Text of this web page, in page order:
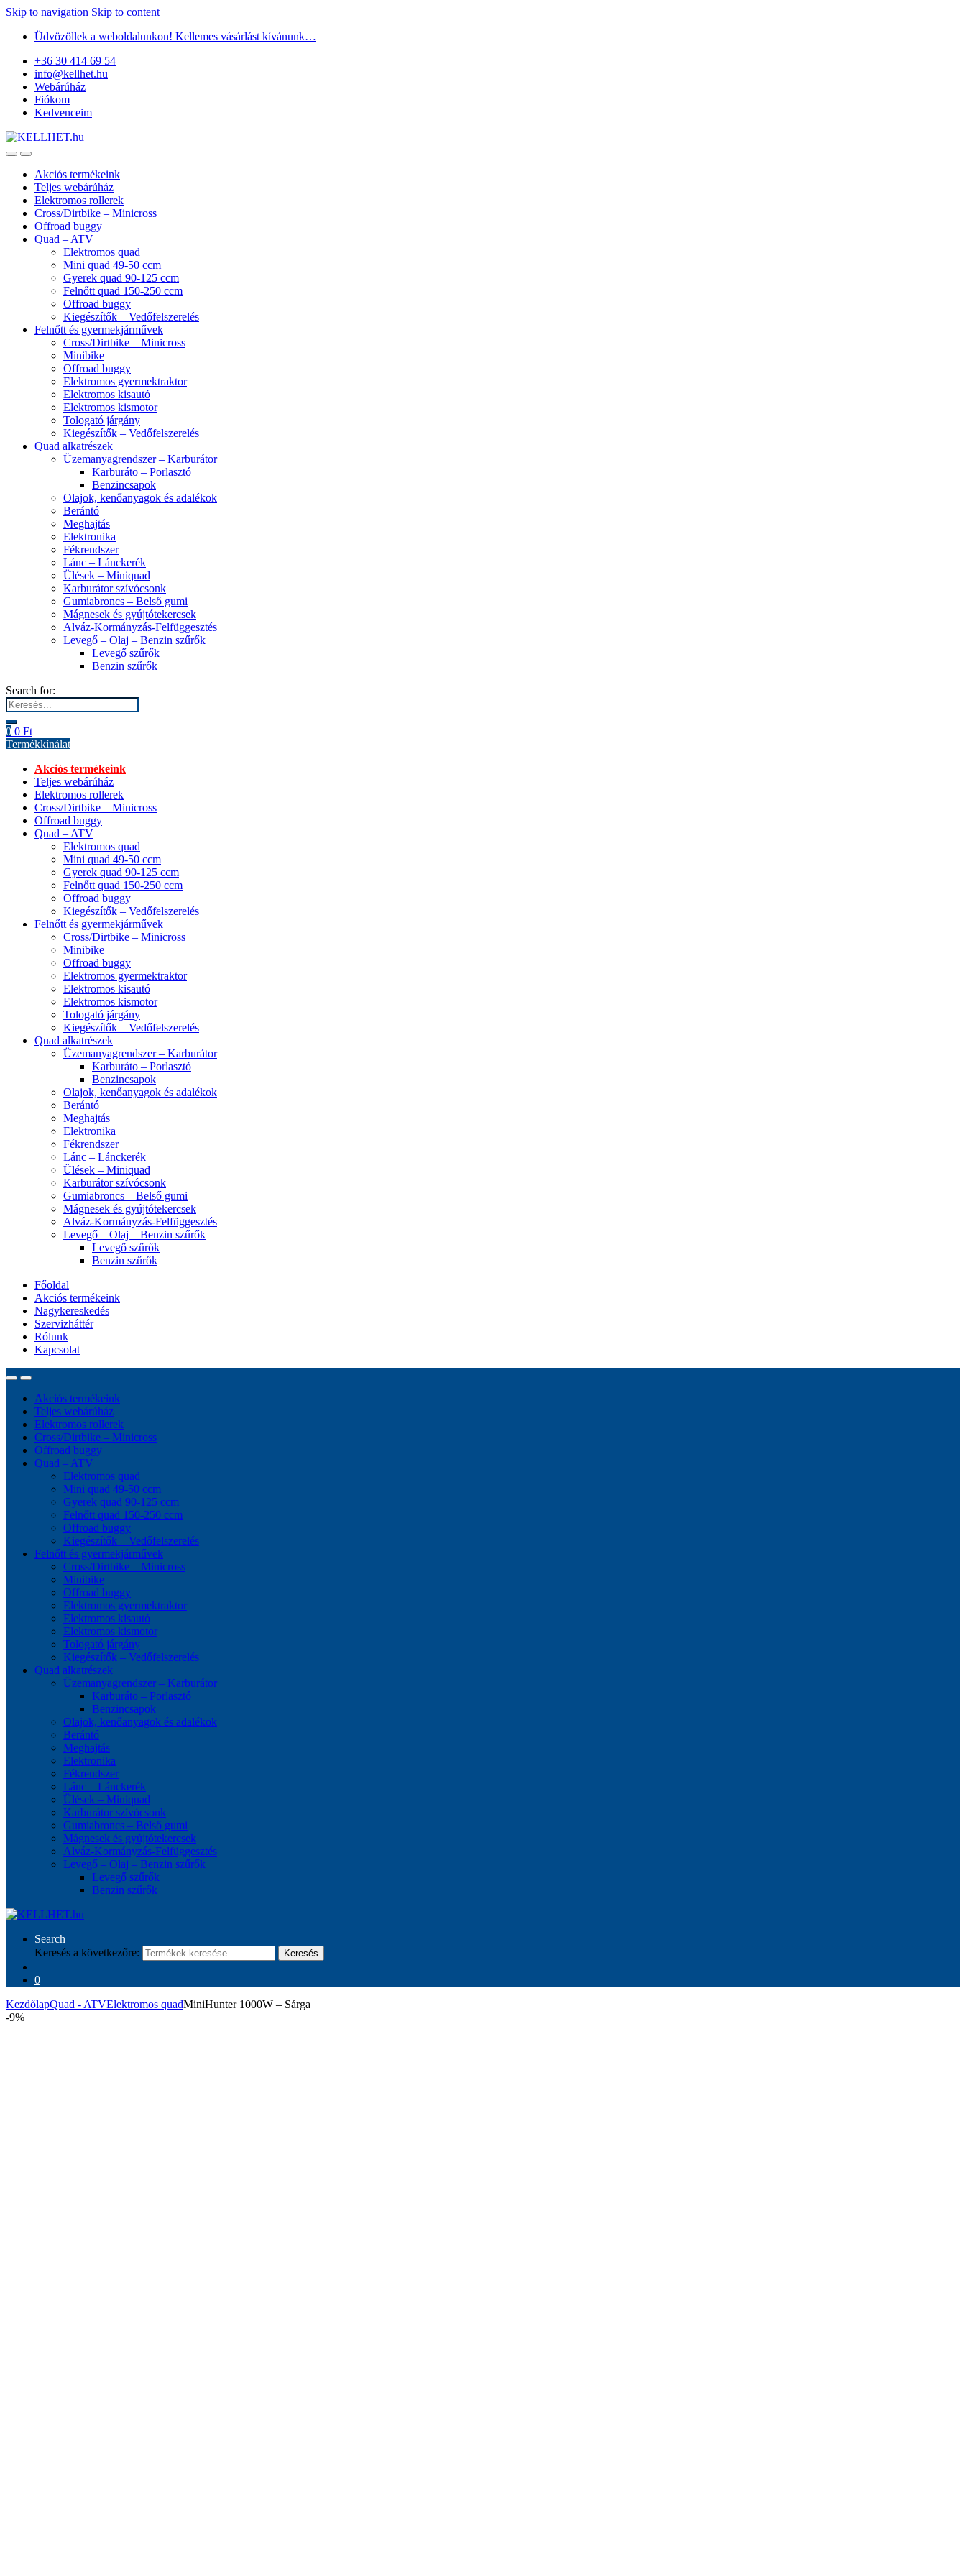
Skip to navigation Skip to content
Üdvözöllek a weboldalunkon! Kellemes vásárlást kívánunk…
+36 30 414 69 54
info@kellhet.hu
Webárúház
Fiókom
Kedvenceim
Akciós termékeink
Teljes webárúház
Elektromos rollerek
Cross/Dirtbike – Minicross
Offroad buggy
Quad – ATV
Elektromos quad
Mini quad 49-50 ccm
Gyerek quad 90-125 ccm
Felnőtt quad 150-250 ccm
Offroad buggy
Kiegészítők – Vedőfelszerelés
Felnőtt és gyermekjárművek
Cross/Dirtbike – Minicross
Minibike
Offroad buggy
Elektromos gyermektraktor
Elektromos kisautó
Elektromos kismotor
Tologató járgány
Kiegészítők – Vedőfelszerelés
Quad alkatrészek
Üzemanyagrendszer – Karburátor
Karburáto – Porlasztó
Benzincsapok
Olajok, kenőanyagok és adalékok
Berántó
Meghajtás
Elektronika
Fékrendszer
Lánc – Lánckerék
Ülések – Miniquad
Karburátor szívócsonk
Gumiabroncs – Belső gumi
Mágnesek és gyújtótekercsek
Alváz-Kormányzás-Felfüggesztés
Levegő – Olaj – Benzin szűrők
Levegő szűrők
Benzin szűrők
Search for:
0 0 Ft
Termékkínálat
Akciós termékeink
Teljes webárúház
Elektromos rollerek
Cross/Dirtbike – Minicross
Offroad buggy
Quad – ATV
Elektromos quad
Mini quad 49-50 ccm
Gyerek quad 90-125 ccm
Felnőtt quad 150-250 ccm
Offroad buggy
Kiegészítők – Vedőfelszerelés
Felnőtt és gyermekjárművek
Cross/Dirtbike – Minicross
Minibike
Offroad buggy
Elektromos gyermektraktor
Elektromos kisautó
Elektromos kismotor
Tologató járgány
Kiegészítők – Vedőfelszerelés
Quad alkatrészek
Üzemanyagrendszer – Karburátor
Karburáto – Porlasztó
Benzincsapok
Olajok, kenőanyagok és adalékok
Berántó
Meghajtás
Elektronika
Fékrendszer
Lánc – Lánckerék
Ülések – Miniquad
Karburátor szívócsonk
Gumiabroncs – Belső gumi
Mágnesek és gyújtótekercsek
Alváz-Kormányzás-Felfüggesztés
Levegő – Olaj – Benzin szűrők
Levegő szűrők
Benzin szűrők
Főoldal
Akciós termékeink
Nagykereskedés
Szervizháttér
Rólunk
Kapcsolat
Akciós termékeink
Teljes webárúház
Elektromos rollerek
Cross/Dirtbike – Minicross
Offroad buggy
Quad – ATV
Elektromos quad
Mini quad 49-50 ccm
Gyerek quad 90-125 ccm
Felnőtt quad 150-250 ccm
Offroad buggy
Kiegészítők – Vedőfelszerelés
Felnőtt és gyermekjárművek
Cross/Dirtbike – Minicross
Minibike
Offroad buggy
Elektromos gyermektraktor
Elektromos kisautó
Elektromos kismotor
Tologató járgány
Kiegészítők – Vedőfelszerelés
Quad alkatrészek
Üzemanyagrendszer – Karburátor
Karburáto – Porlasztó
Benzincsapok
Olajok, kenőanyagok és adalékok
Berántó
Meghajtás
Elektronika
Fékrendszer
Lánc – Lánckerék
Ülések – Miniquad
Karburátor szívócsonk
Gumiabroncs – Belső gumi
Mágnesek és gyújtótekercsek
Alváz-Kormányzás-Felfüggesztés
Levegő – Olaj – Benzin szűrők
Levegő szűrők
Benzin szűrők
Search
Keresés a következőre:
Keresés
0
KezdőlapQuad - ATVElektromos quadMiniHunter 1000W – Sárga
-9%